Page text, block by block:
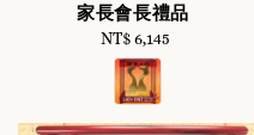
家長會長禮品
Regular
price
NT$ 6,145